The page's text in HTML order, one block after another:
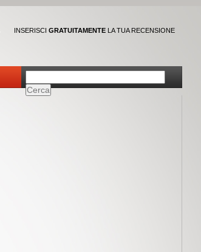
INSERISCI GRATUITAMENTELA TUA RECENSIONE